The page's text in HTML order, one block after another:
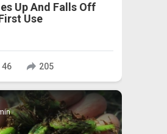
Up And Falls Off
Use
46 205